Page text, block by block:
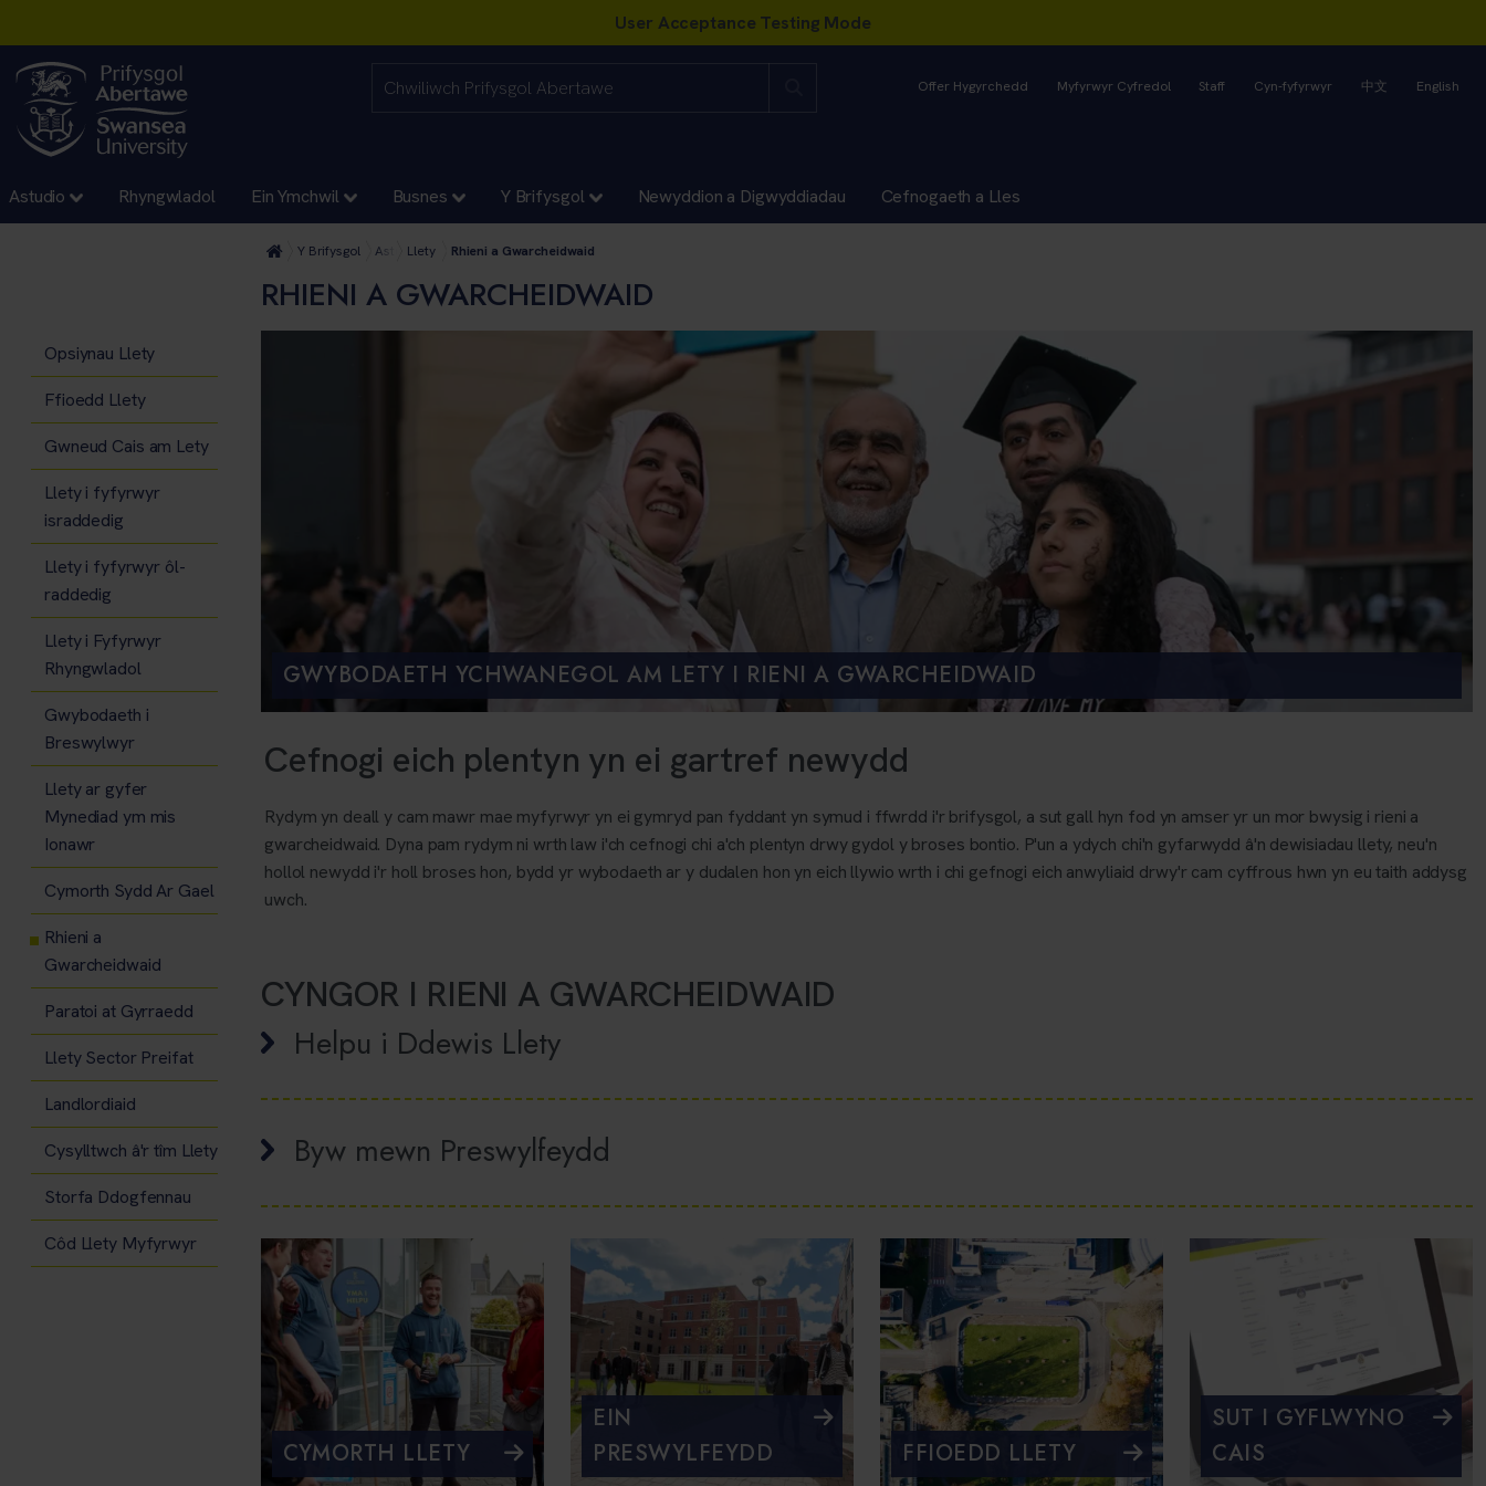
Offer Hygyrchedd Myfyrwyr Cyfredol Staff Cyn-fyfyrwyr 中文 English
Astudio Rhyngwladol Ein Ymchwil Busnes Y Brifysgol Newyddion a Digwyddiadau Cefnogaeth a Lles
Y Brifysgol AstudioLlety Rhieni a Gwarcheidwaid
RHIENI A GWARCHEIDWAID
GWYBODAETH YCHWANEGOL AM LETY I RIENI A GWARCHEIDWAID
Cefnogi eich plentyn yn ei gartref newydd
Rydym yn deall y cam mawr mae myfyrwyr yn ei gymryd pan fyddant yn symud i ffwrdd i'r brifysgol, a sut gall hyn fod yn amser yr un mor bwysig i rieni a
gwarcheidwaid. Dyna pam rydym ni wrth law i'ch cefnogi chi a'ch plentyn drwy gydol y broses bontio. P'un a ydych chi'n gyfarwydd â'n dewisiadau llety, neu'n
hollol newydd i'r holl broses hon, bydd yr wybodaeth ar y dudalen hon yn eich llywio wrth i chi gefnogi eich anwyliaid drwy'r cam cyffrous hwn yn eu taith addysg
uwch.
CYNGOR I RIENI A GWARCHEIDWAID
Helpu i Ddewis Llety
Byw mewn Preswylfeydd
CYMORTH LLETY
EIN
PRESWYLFEYDD
FFIOEDD LLETY
SUT I GYFLWYNO
CAIS
Opsiynau Llety
Ffioedd Llety
Gwneud Cais am Lety
Llety i fyfyrwyr
israddedig
Llety i fyfyrwyr ôl-
raddedig
Llety i Fyfyrwyr
Rhyngwladol
Gwybodaeth i
Breswylwyr
Llety ar gyfer
Mynediad ym mis
Ionawr
Cymorth Sydd Ar Gael
Rhieni a
Gwarcheidwaid
Paratoi at Gyrraedd
Llety Sector Preifat
Landlordiaid
Cysylltwch â'r tîm Llety
Storfa Ddogfennau
Côd Llety Myfyrwyr